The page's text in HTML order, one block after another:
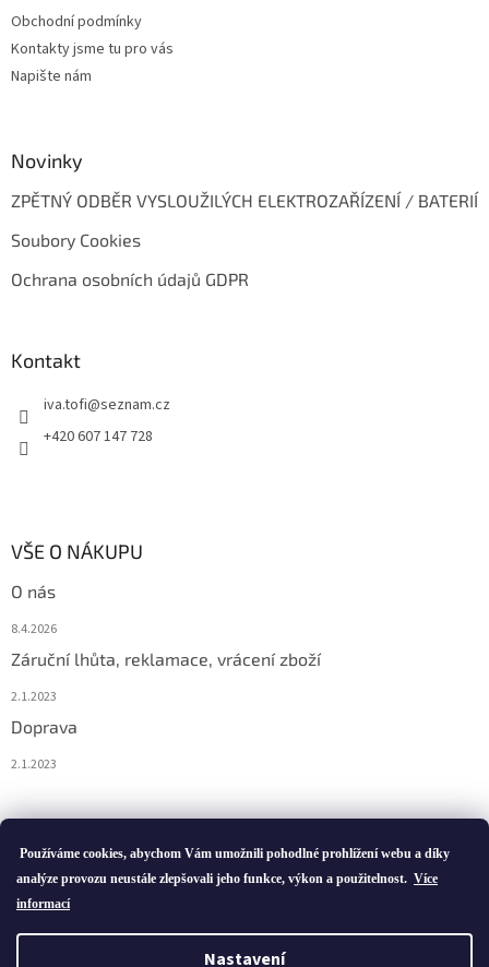
Používáme cookies, abychom Vám umožnili pohodlné prohlížení webu a díky
analýze provozu neustále zlepšovali jeho funkce, výkon a použitelnost. Více
informací
Nastavení
Obchodní podmínky
Kontakty jsme tu pro vás
Napište nám
Novinky
ZPĚTNÝ ODBĚR VYSLOUŽILÝCH ELEKTROZAŘÍZENÍ / BATERIÍ
Soubory Cookies
Ochrana osobních údajů GDPR
Kontakt
iva.tofi@seznam.cz
+420 607 147 728
VŠE O NÁKUPU
O nás
8.4.2026
Záruční lhůta, reklamace, vrácení zboží
2.1.2023
Doprava
2.1.2023
Vytvořil Shoptet